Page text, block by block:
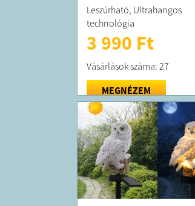
Leszúrható, Ultrahangos
technológia
3 990 Ft
Vásárlások száma: 27
MEGNÉZEM